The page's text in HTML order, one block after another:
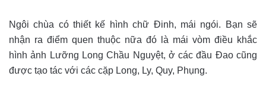
Ngôi chùa có thiết kế hình chữ Đinh, mái ngói. Bạn sẽ
nhận ra điểm quen thuộc nữa đó là mái vòm điều khắc
hình ảnh Lưỡng Long Chầu Nguyệt, ở các đầu Đao cũng
được tạo tác với các cặp Long, Ly, Quy, Phụng.